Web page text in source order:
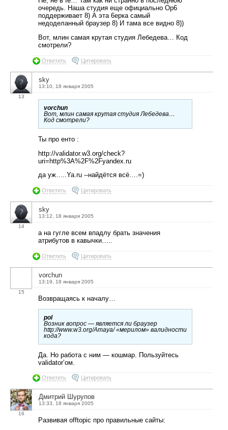
очередь. Наша студия еще официально Op6
поддерживает 8) А эта 6ерка самый
недоделанный браузер 8) И тама все видно 8))
Вот, млин самая крутая студия Лебедева… Код
смотрели?
Ответить Цитировать
13
sky
13:10, 18 января 2005
vorchun
Вот, млин самая крутая студия Лебедева…
Код смотрели?
Ты про енто :
http://validator.w3.org/check?
uri=http%3A%2F%2Fyandex.ru
да уж…..Ya.ru --найдётся всё….=)
Ответить Цитировать
14
sky
13:12, 18 января 2005
а на гугле всем впадлу брать значения
атрибутов в кавычки…..
Ответить Цитировать
15
vorchun
13:19, 18 января 2005
Возвращаясь к началу…
pol
Возник вопрос — является ли браузер
http://www.w3.org/Amaya/ «мерилом» валидности
кода?
Да. Но работа с ним — кошмар. Пользуйтесь
validator’ом.
Ответить Цитировать
16
Дмитрий Шурупов
13:33, 18 января 2005
Развивая offtopic про правильные сайты: